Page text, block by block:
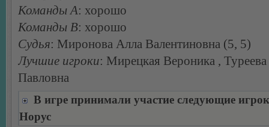
Команды А: хорошо
Команды В: хорошо
Судья: Миронова Алла Валентиновна (5, 5)
Лучшие игроки: Мирецкая Вероника ,
Павловна
В игре принимали участие следующие
Норус